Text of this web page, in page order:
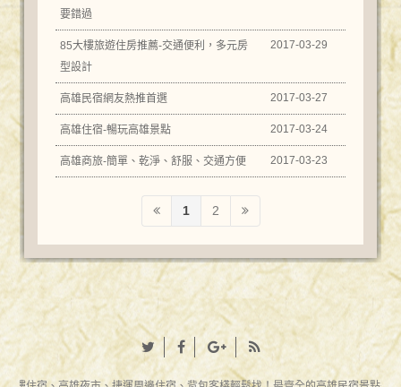
要錯過
85大樓旅遊住房推薦-交通便利，多元房
型設計
2017-03-29
高雄民宿網友熱推首選 2017-03-27
高雄住宿-暢玩高雄景點 2017-03-24
高雄商旅-簡單、乾淨、舒服、交通方便 2017-03-23
1 2